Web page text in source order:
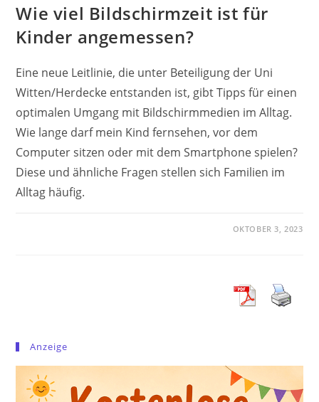
Wie viel Bildschirmzeit ist für
Kinder angemessen?
Eine neue Leitlinie, die unter Beteiligung der Uni
Witten/Herdecke entstanden ist, gibt Tipps für einen
optimalen Umgang mit Bildschirmmedien im Alltag.
Wie lange darf mein Kind fernsehen, vor dem
Computer sitzen oder mit dem Smartphone spielen?
Diese und ähnliche Fragen stellen sich Familien im
Alltag häufig.
OKTOBER 3, 2023
Anzeige